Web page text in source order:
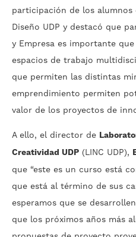
participación de los alumnos
Diseño UDP y destacó que
y Empresa es importante
espacios de trabajo
que permiten las distintas
emprendimiento permiten
valor de los proyectos de
A ello, el director de
Creatividad UDP (LINC UDP),
que “este es un curso está
que está al término de sus
esperamos que se
que los próximos años más